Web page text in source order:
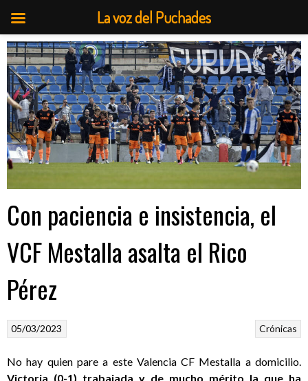
Saltar
al
contenido
Con paciencia e insistencia, el
VCF Mestalla asalta el Rico
Pérez
Crónicas
05/03/2023
No hay quien pare a este Valencia CF Mestalla a domicilio.
Victoria (0-1) trabajada y de mucho mérito la que ha
La voz del Puchades